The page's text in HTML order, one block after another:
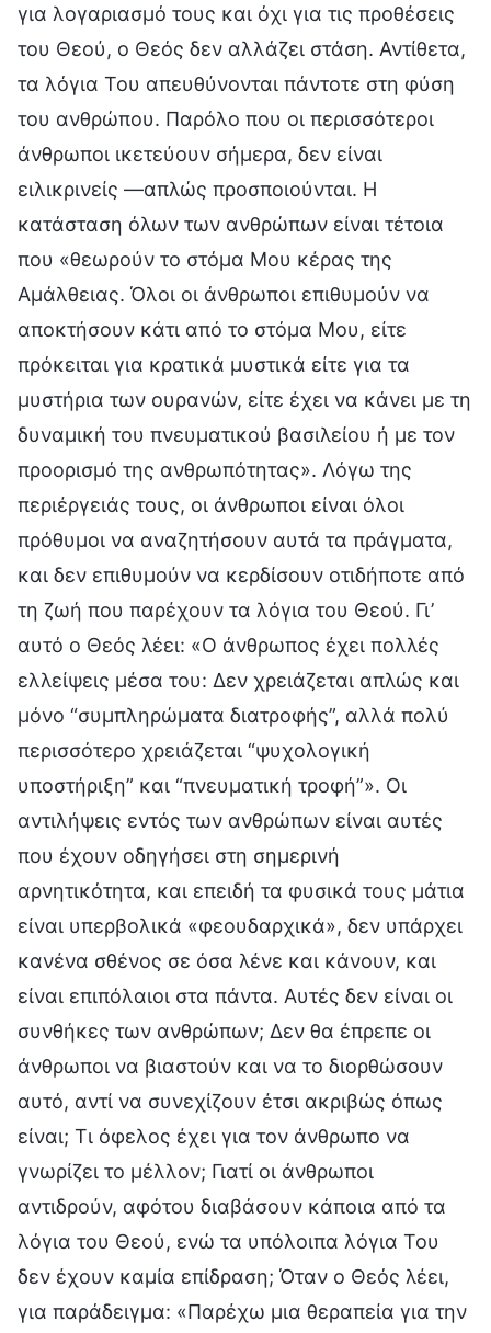
για λογαριασμό τους και όχι για τις προθέσεις
του Θεού, ο Θεός δεν αλλάζει στάση. Αντίθετα,
τα λόγια Του απευθύνονται πάντοτε στη φύση
του ανθρώπου. Παρόλο που οι περισσότεροι
άνθρωποι ικετεύουν σήμερα, δεν είναι
ειλικρινείς —απλώς προσποιούνται. Η
κατάσταση όλων των ανθρώπων είναι τέτοια
που «θεωρούν το στόμα Μου κέρας της
Αμάλθειας. Όλοι οι άνθρωποι επιθυμούν να
αποκτήσουν κάτι από το στόμα Μου, είτε
πρόκειται για κρατικά μυστικά είτε για τα
μυστήρια των ουρανών, είτε έχει να κάνει με τη
δυναμική του πνευματικού βασιλείου ή με τον
προορισμό της ανθρωπότητας». Λόγω της
περιέργειάς τους, οι άνθρωποι είναι όλοι
πρόθυμοι να αναζητήσουν αυτά τα πράγματα,
και δεν επιθυμούν να κερδίσουν οτιδήποτε από
τη ζωή που παρέχουν τα λόγια του Θεού. Γι’
αυτό ο Θεός λέει: «Ο άνθρωπος έχει πολλές
ελλείψεις μέσα του: Δεν χρειάζεται απλώς και
μόνο “συμπληρώματα διατροφής”, αλλά πολύ
περισσότερο χρειάζεται “ψυχολογική
υποστήριξη” και “πνευματική τροφή”». Οι
αντιλήψεις εντός των ανθρώπων είναι αυτές
που έχουν οδηγήσει στη σημερινή
αρνητικότητα, και επειδή τα φυσικά τους μάτια
είναι υπερβολικά «φεουδαρχικά», δεν υπάρχει
κανένα σθένος σε όσα λένε και κάνουν, και
είναι επιπόλαιοι στα πάντα. Αυτές δεν είναι οι
συνθήκες των ανθρώπων; Δεν θα έπρεπε οι
άνθρωποι να βιαστούν και να το διορθώσουν
αυτό, αντί να συνεχίζουν έτσι ακριβώς όπως
είναι; Τι όφελος έχει για τον άνθρωπο να
γνωρίζει το μέλλον; Γιατί οι άνθρωποι
αντιδρούν, αφότου διαβάσουν κάποια από τα
λόγια του Θεού, ενώ τα υπόλοιπα λόγια Του
δεν έχουν καμία επίδραση; Όταν ο Θεός λέει,
για παράδειγμα: «Παρέχω μια θεραπεία για την